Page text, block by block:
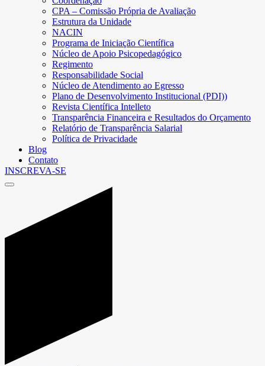
CPA – Comissão Própria de Avaliação
Estrutura da Unidade
NACIN
Programa de Iniciação Científica
Núcleo de Apoio Psicopedagógico
Regimento
Responsabilidade Social
Núcleo de Atendimento ao Egresso
Plano de Desenvolvimento Institucional (PDI))
Revista Científica Intelleto
Transparência Financeira e Resultados do Orçamento
Relatório de Transparência Salarial
Política de Privacidade
Blog
Contato
INSCREVA-SE